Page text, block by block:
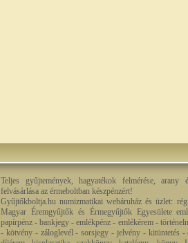
Teljes gyűjtemények, hagyatékok felmérése, arany
felvásárlása az érmeboltban készpénzért!
Gyűjtőkboltja.hu numizmatikai webáruház és üzlet:
Magyar Éremgyűjtők és Érmegyűjtők Egyesülete
papírpénz - bankjegy - emlékpénz - emlékérem -
- kötvény - záloglevél - sorsjegy - jelvény - kitüntetés -